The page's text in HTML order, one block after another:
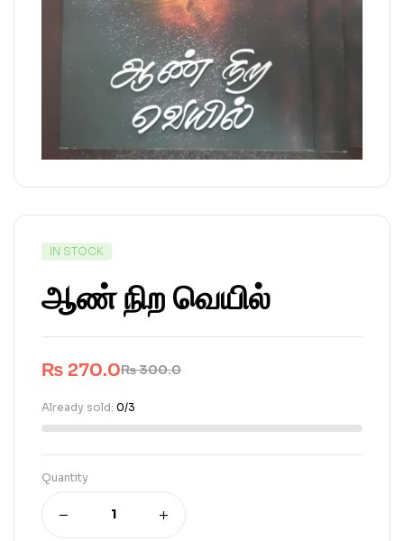
IN STOCK
ஆண் நிற வெயில்
₨300.0
₨ 270.0
Already sold: 0/3
Quantity